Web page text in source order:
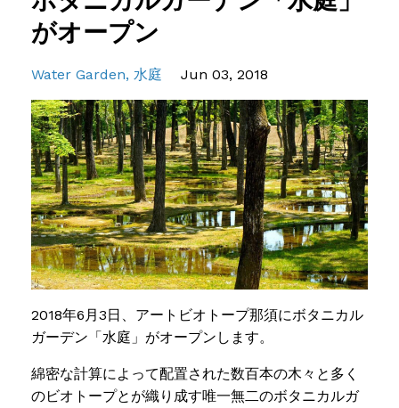
がオープン
Water Garden 水庭 Jun 03, 2018
2018年6月3日、アートビオトープ那須にボタニカル
ガーデン「水庭」がオープンします。
綿密な計算によって配置された数百本の木々と多く
のビオトープとが織り成す唯一無二のボタニカルガ